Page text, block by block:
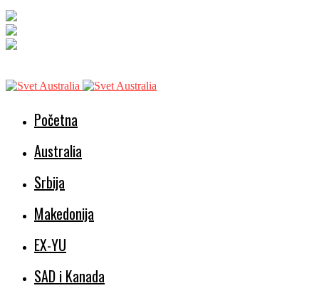
Početna
Australia
Srbija
Makedonija
EX-YU
SAD i Kanada